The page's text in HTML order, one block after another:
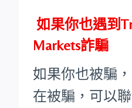
如果你也遇到
Markets詐騙
如果你也被騙
在被騙，可以聯